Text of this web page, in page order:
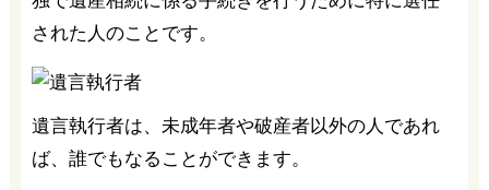
された人のことです。
遺言執行者は、未成年者や破産者以外の人であれ
ば、誰でもなることができます。